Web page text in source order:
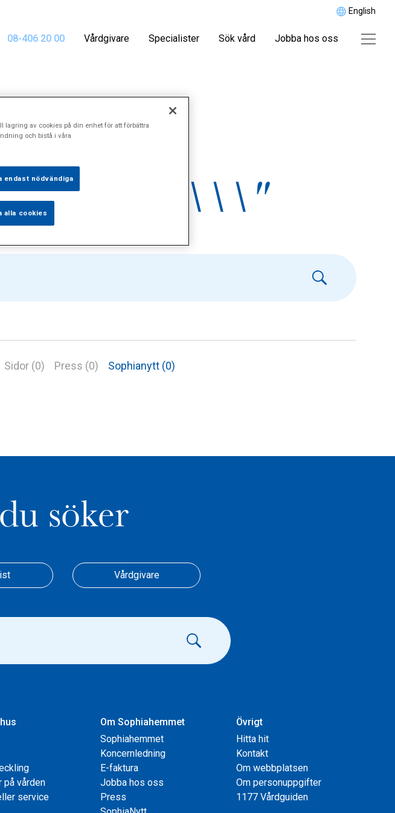
English
08-406 20 00 Vårdgivare Specialister Sök vård Jobba hos oss
för
Sidor (0) Press (0) Sophianytt (0)
söker
Vårdgivare
på vården
service
Om Sophiahemmet
Sophiahemmet
Koncernledning
E-faktura
Jobba hos oss
Press
Övrigt
Hitta hit
Kontakt
Om webbplatsen
Om personuppgifter
1177 Vårdguiden
lagring av cookies på din enhet för att förbättra
och bistå i våra
endast nödvändiga
alla cookies